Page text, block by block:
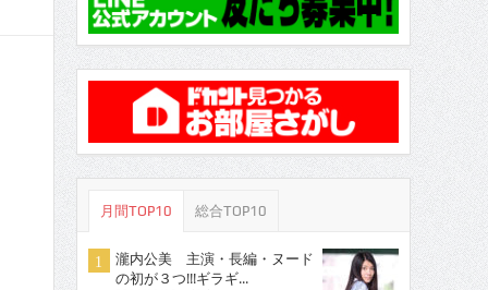
月間TOP10 総合TOP10
瀧内公美 主演・長編・ヌード
の初が３つ!!!ギラギ...